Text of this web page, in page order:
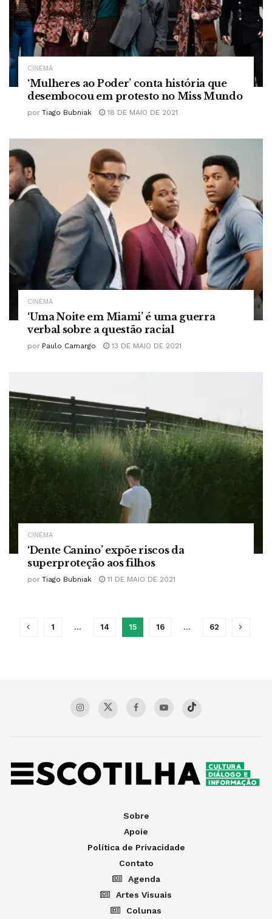
CINEMA
‘Mulheres ao Poder’ conta história que
desembocou em protesto no Miss Mundo
por Tiago Bubniak 18 DE MAIO DE 2021
CINEMA
‘Uma Noite em Miami’ é uma guerra
verbal sobre a questão racial
por Paulo Camargo 13 DE MAIO DE 2021
CINEMA
‘Dente Canino’ expõe riscos da
superproteção aos filhos
por Tiago Bubniak 11 DE MAIO DE 2021
1 … 14 15 16 … 62
Sobre
Apoie
Política de Privacidade
Contato
Agenda
Artes Visuais
Colunas